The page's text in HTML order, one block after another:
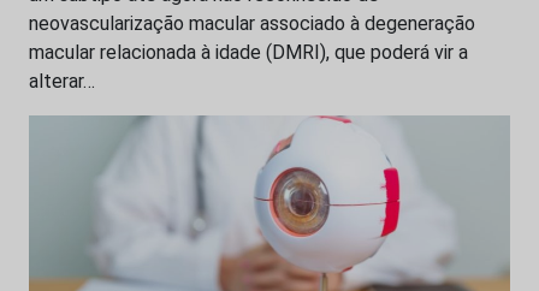
neovascularização macular associado à degeneração
macular relacionada à idade (DMRI), que poderá vir a
alterar…